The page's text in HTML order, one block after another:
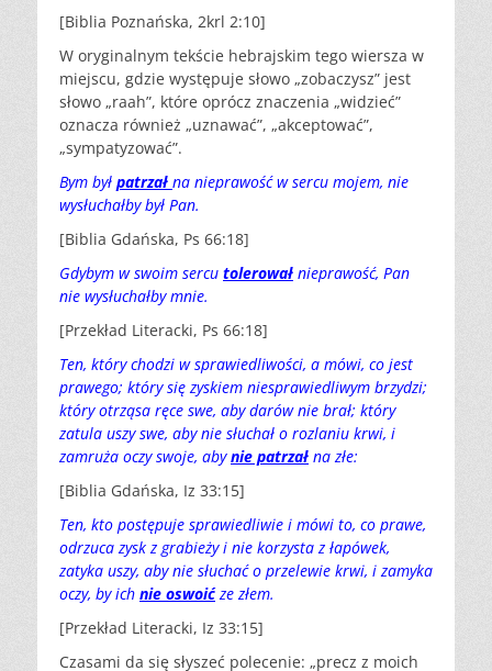
[Biblia Poznańska, 2krl 2:10]
W oryginalnym tekście hebrajskim tego wiersza w
miejscu, gdzie występuje słowo „zobaczysz” jest
słowo „raah”, które oprócz znaczenia „widzieć”
oznacza również „uznawać”, „akceptować”,
„sympatyzować”.
Bym był patrzał na nieprawość w sercu mojem, nie
wysłuchałby był Pan.
[Biblia Gdańska, Ps 66:18]
Gdybym w swoim sercu tolerował nieprawość, Pan
nie wysłuchałby mnie.
[Przekład Literacki, Ps 66:18]
Ten, który chodzi w sprawiedliwości, a mówi, co jest
prawego; który się zyskiem niesprawiedliwym brzydzi;
który otrząsa ręce swe, aby darów nie brał; który
zatula uszy swe, aby nie słuchał o rozlaniu krwi, i
zamruża oczy swoje, abynie patrzał na złe:
[Biblia Gdańska, Iz 33:15]
Ten, kto postępuje sprawiedliwie i mówi to, co prawe,
odrzuca zysk z grabieży i nie korzysta z łapówek,
zatyka uszy, aby nie słuchać o przelewie krwi, i zamyka
oczy, by ich nie oswoićze złem.
[Przekład Literacki, Iz 33:15]
Czasami da się słyszeć polecenie: „precz z moich